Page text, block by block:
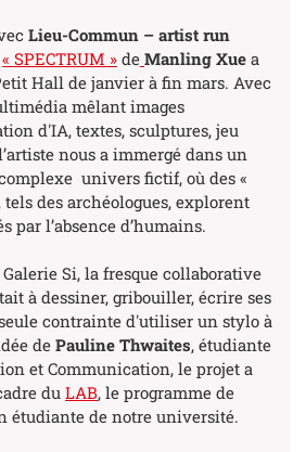
Lieu-Commun – artist run
« SPECTRUM » de Manling Xue a
Hall de janvier à fin mars. Avec
mêlant images
d'IA, textes, sculptures, jeu
nous a immergé dans un
univers fictif, où des «
des archéologues, explorent
par l’absence d’humains.
Si, la fresque collaborative
à dessiner, gribouiller, écrire ses
contrainte d'utiliser un stylo à
dePauline Thwaites, étudiante
et Communication, le projet a
du LAB, le programme de
étudiante de notre université.